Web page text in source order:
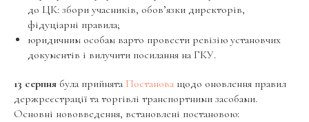
до ЦК: збори учасників, обов’язки директорів,
фідуціарні правила;
юридичним особам варто провести ревізію установчих
документів і вилучити посилання на ГКУ.
13 серпня була прийнята Постанова щодо оновлення правил
держреєстрації та торгівлі транспортними засобами.
Основні нововведення, встановлені постановою: